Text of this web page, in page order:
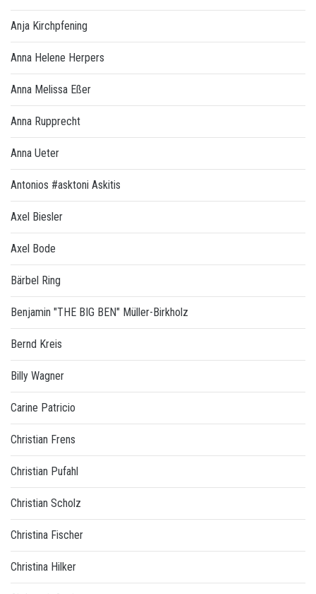
Anja Kirchpfening
Anna Helene Herpers
Anna Melissa Eßer
Anna Rupprecht
Anna Ueter
Antonios #asktoni Askitis
Axel Biesler
Axel Bode
Bärbel Ring
Benjamin "THE BIG BEN" Müller-Birkholz
Bernd Kreis
Billy Wagner
Carine Patricio
Christian Frens
Christian Pufahl
Christian Scholz
Christina Fischer
Christina Hilker